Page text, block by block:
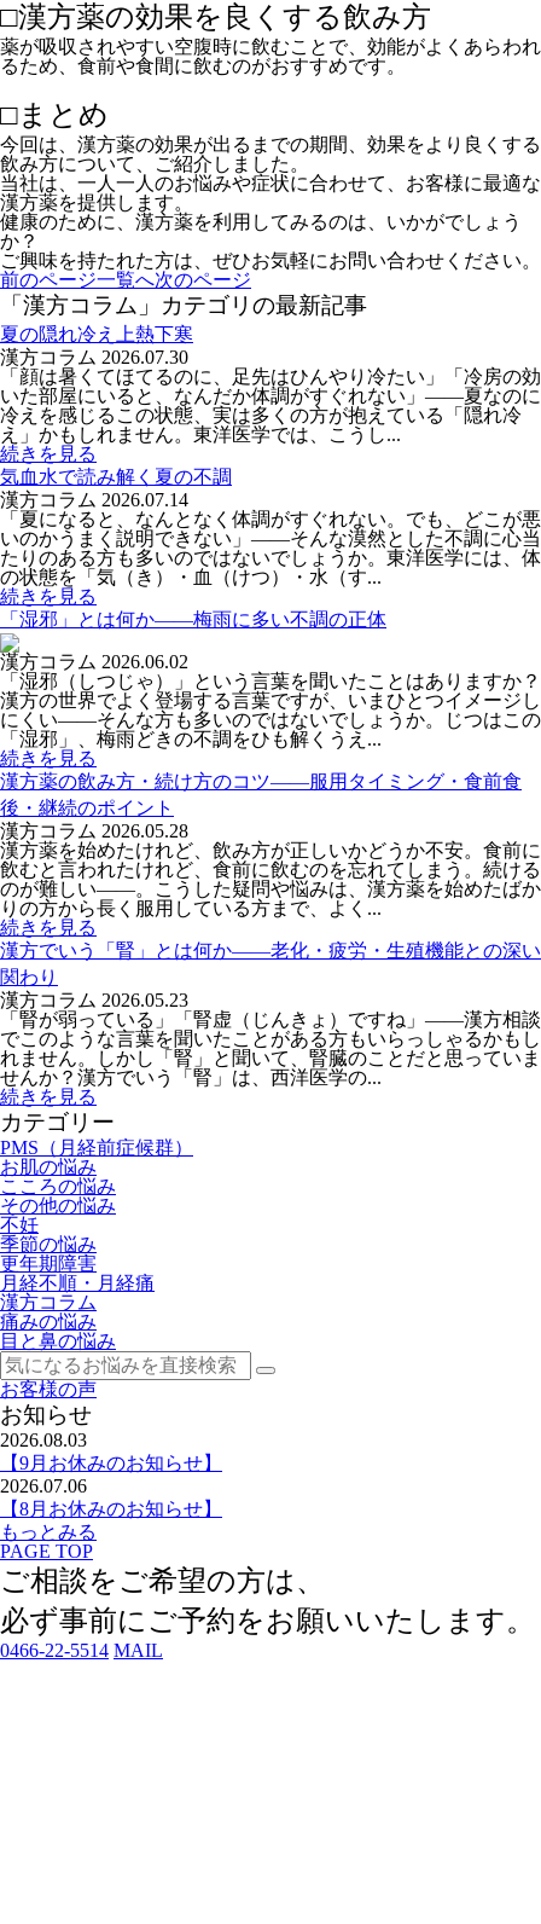
□漢方薬の効果を良くする飲み方
薬が吸収されやすい空腹時に飲むことで、効能がよくあらわれ
るため、食前や食間に飲むのがおすすめです。
□まとめ
今回は、漢方薬の効果が出るまでの期間、効果をより良くする
飲み方について、ご紹介しました。
当社は、一人一人のお悩みや症状に合わせて、お客様に最適な
漢方薬を提供します。
健康のために、漢方薬を利用してみるのは、いかがでしょう
か？
ご興味を持たれた方は、ぜひお気軽にお問い合わせください。
前のページ一覧へ次のページ
「漢方コラム」カテゴリの最新記事
夏の隠れ冷え上熱下寒
漢方コラム 2026.07.30
「顔は暑くてほてるのに、足先はひんやり冷たい」「冷房の効
いた部屋にいると、なんだか体調がすぐれない」――夏なのに
冷えを感じるこの状態、実は多くの方が抱えている「隠れ冷
え」かもしれません。東洋医学では、こうし...
続きを見る
気血水で読み解く夏の不調
漢方コラム 2026.07.14
「夏になると、なんとなく体調がすぐれない。でも、どこが悪
いのかうまく説明できない」――そんな漠然とした不調に心当
たりのある方も多いのではないでしょうか。東洋医学には、体
の状態を「気（き）・血（けつ）・水（す...
続きを見る
「湿邪」とは何か――梅雨に多い不調の正体
漢方コラム 2026.06.02
「湿邪（しつじゃ）」という言葉を聞いたことはありますか？
漢方の世界でよく登場する言葉ですが、いまひとつイメージし
にくい――そんな方も多いのではないでしょうか。じつはこの
「湿邪」、梅雨どきの不調をひも解くうえ...
続きを見る
漢方薬の飲み方・続け方のコツ――服用タイミング・食前食
後・継続のポイント
漢方コラム 2026.05.28
漢方薬を始めたけれど、飲み方が正しいかどうか不安。食前に
飲むと言われたけれど、食前に飲むのを忘れてしまう。続ける
のが難しい——。こうした疑問や悩みは、漢方薬を始めたばか
りの方から長く服用している方まで、よく...
続きを見る
漢方でいう「腎」とは何か――老化・疲労・生殖機能との深い
関わり
漢方コラム 2026.05.23
「腎が弱っている」「腎虚（じんきょ）ですね」——漢方相談
でこのような言葉を聞いたことがある方もいらっしゃるかもし
れません。しかし「腎」と聞いて、腎臓のことだと思っていま
せんか？漢方でいう「腎」は、西洋医学の...
続きを見る
カテゴリー
PMS（月経前症候群）
お肌の悩み
こころの悩み
その他の悩み
不妊
季節の悩み
更年期障害
月経不順・月経痛
漢方コラム
痛みの悩み
目と鼻の悩み
お客様の声
お知らせ
2026.08.03
【9月お休みのお知らせ】
2026.07.06
【8月お休みのお知らせ】
もっとみる
PAGE TOP
ご相談をご希望の方は、
必ず事前にご予約をお願いいたします。
0466-22-5514 MAIL